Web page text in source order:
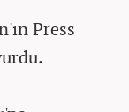
Press